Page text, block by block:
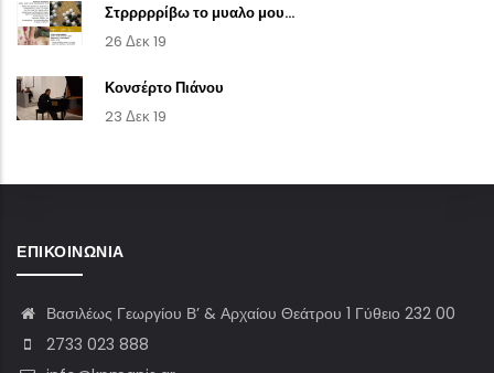
Στρρρρρίβω το μυαλο μου...
26 Δεκ 19
Κονσέρτο Πιάνου
23 Δεκ 19
ΕΠΙΚΟΙΝΩΝΊΑ
Βασιλέως Γεωργίου Β’ & Αρχαίου Θεάτρου 1 Γύθειο 232 00
2733 023 888